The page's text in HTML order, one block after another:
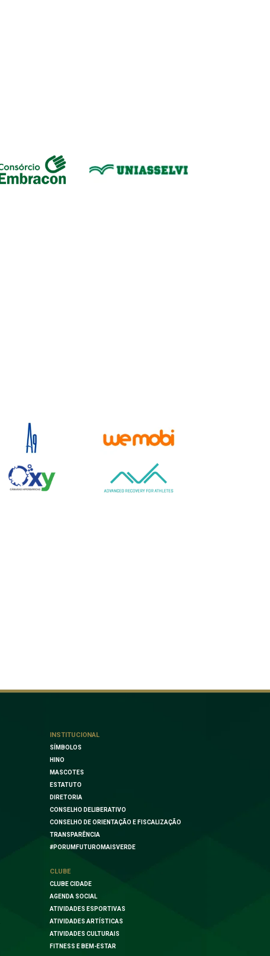
INSTITUCIONAL
SÍMBOLOS
HINO
MASCOTES
ESTATUTO
DIRETORIA
CONSELHO DELIBERATIVO
CONSELHO DE ORIENTAÇÃO E FISCALIZAÇÃO
TRANSPARÊNCIA
#PORUMFUTUROMAISVERDE
CLUBE
CLUBE CIDADE
AGENDA SOCIAL
ATIVIDADES ESPORTIVAS
ATIVIDADES ARTÍSTICAS
ATIVIDADES CULTURAIS
FITNESS E BEM-ESTAR